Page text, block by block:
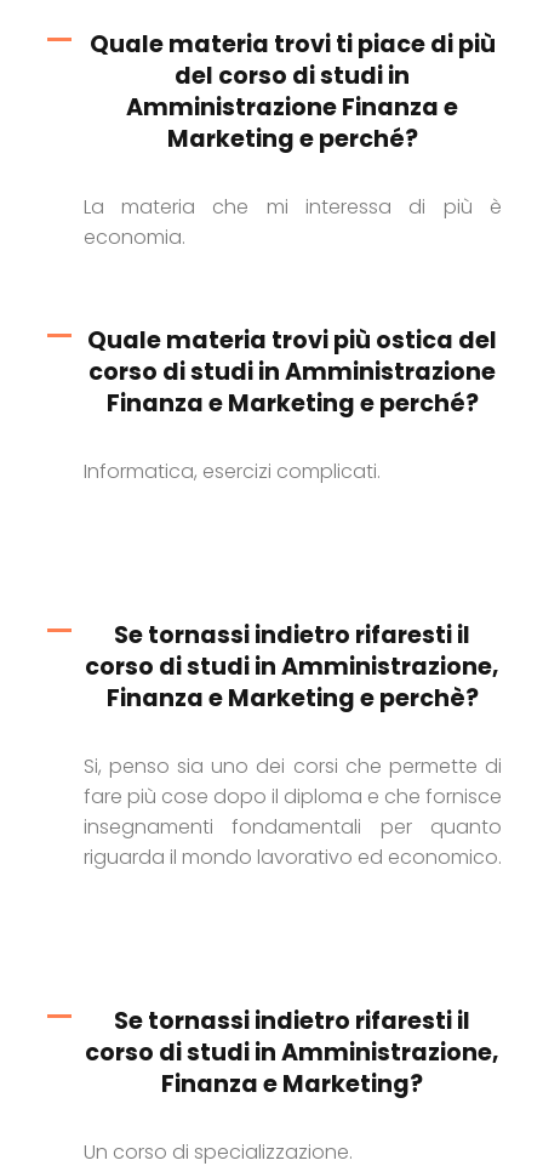
Quale materia trovi ti piace di più
del corso di studi in
Amministrazione Finanza e
Marketing e perché?
La materia che mi interessa di più è
economia.
Quale materia trovi più ostica del
corso di studi in Amministrazione
Finanza e Marketing e perché?
Informatica, esercizi complicati.
Se tornassi indietro rifaresti il
corso di studi in Amministrazione,
Finanza e Marketing e perchè?
Si, penso sia uno dei corsi che permette di
fare più cose dopo il diploma e che fornisce
insegnamenti fondamentali per quanto
riguarda il mondo lavorativo ed economico.
Se tornassi indietro rifaresti il
corso di studi in Amministrazione,
Finanza e Marketing?
Un corso di specializzazione.